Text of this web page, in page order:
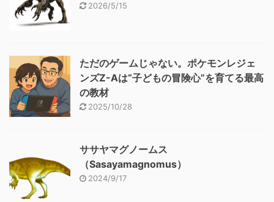
2026/5/15
ただのゲームじゃない。ポケモンレジェ
ンズZ-Aは“子どもの冒険心”を育てる最高
の教材
2025/10/28
ササヤマグノームス
（Sasayamagnomus）
2024/9/17